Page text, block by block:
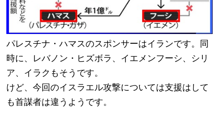
パレスチナ・ハマスのスポンサーはイランです。同
時に、レバノン・ヒズボラ、イエメンフーシ、シリ
ア、イラクもそうです。
けど、今回のイスラエル攻撃については支援はして
も首謀者は違うようです。